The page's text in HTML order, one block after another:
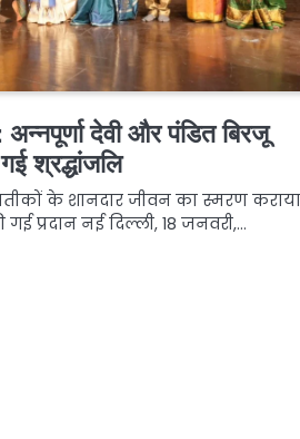
देवी और पंडित बिरजू
श्रद्धांजलि
प्रतीकों के शानदार जीवन का स्मरण
गई प्रदान नई दिल्ली, 18 जनवरी,…